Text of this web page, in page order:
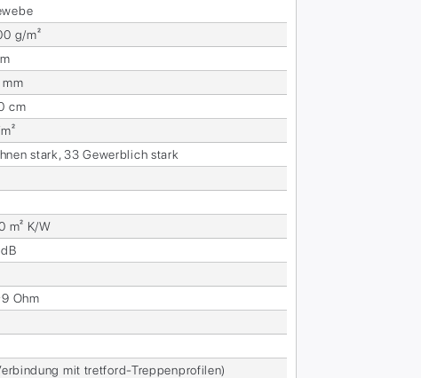
g/m²
mm
cm
stark, 33 Ge­werb­lich stark
m² K/W
Ohm
mit tret­ford-Trep­pen­pro­fi­len)